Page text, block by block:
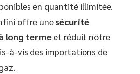
en quantité illimitée.
offre unesécurité
long termeet réduit notre
à-vis des importations de